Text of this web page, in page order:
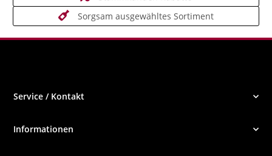
Sorgsam ausgewähltes Sortiment
Service / Kontakt
Informationen